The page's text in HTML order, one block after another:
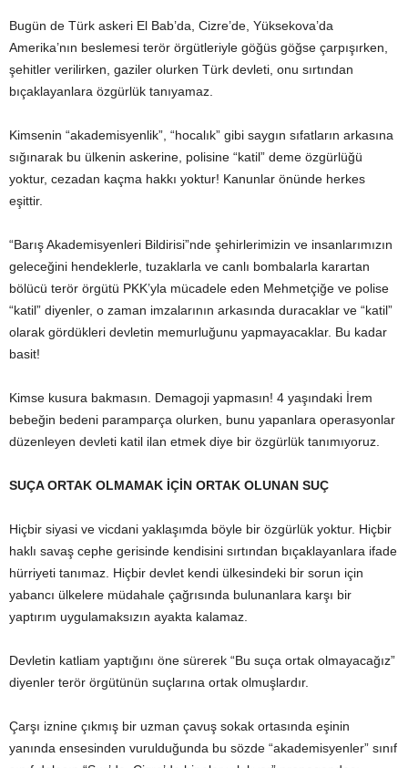
Bugün de Türk askeri El Bab’da, Cizre’de, Yüksekova’da
Amerika’nın beslemesi terör örgütleriyle göğüs göğse çarpışırken,
şehitler verilirken, gaziler olurken Türk devleti, onu sırtından
bıçaklayanlara özgürlük tanıyamaz.
Kimsenin “akademisyenlik”, “hocalık” gibi saygın sıfatların arkasına
sığınarak bu ülkenin askerine, polisine “katil” deme özgürlüğü
yoktur, cezadan kaçma hakkı yoktur! Kanunlar önünde herkes
eşittir.
“Barış Akademisyenleri Bildirisi”nde şehirlerimizin ve insanlarımızın
geleceğini hendeklerle, tuzaklarla ve canlı bombalarla karartan
bölücü terör örgütü PKK’yla mücadele eden Mehmetçiğe ve polise
“katil” diyenler, o zaman imzalarının arkasında duracaklar ve “katil”
olarak gördükleri devletin memurluğunu yapmayacaklar. Bu kadar
basit!
Kimse kusura bakmasın. Demagoji yapmasın! 4 yaşındaki İrem
bebeğin bedeni paramparça olurken, bunu yapanlara operasyonlar
düzenleyen devleti katil ilan etmek diye bir özgürlük tanımıyoruz.
SUÇA ORTAK OLMAMAK İÇİN ORTAK OLUNAN SUÇ
Hiçbir siyasi ve vicdani yaklaşımda böyle bir özgürlük yoktur. Hiçbir
haklı savaş cephe gerisinde kendisini sırtından bıçaklayanlara ifade
hürriyeti tanımaz. Hiçbir devlet kendi ülkesindeki bir sorun için
yabancı ülkelere müdahale çağrısında bulunanlara karşı bir
yaptırım uygulamaksızın ayakta kalamaz.
Devletin katliam yaptığını öne sürerek “Bu suça ortak olmayacağız”
diyenler terör örgütünün suçlarına ortak olmuşlardır.
Çarşı iznine çıkmış bir uzman çavuş sokak ortasında eşinin
yanında ensesinden vurulduğunda bu sözde “akademisyenler” sınıf